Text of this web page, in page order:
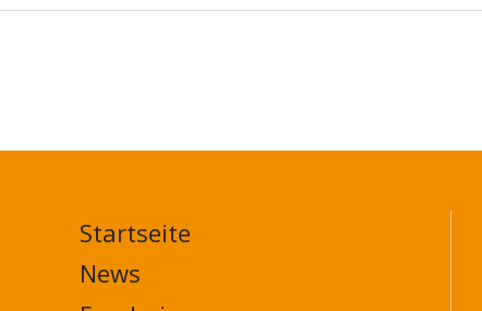
MAIN
NAVIGATION
FOOTER
Startseite
News